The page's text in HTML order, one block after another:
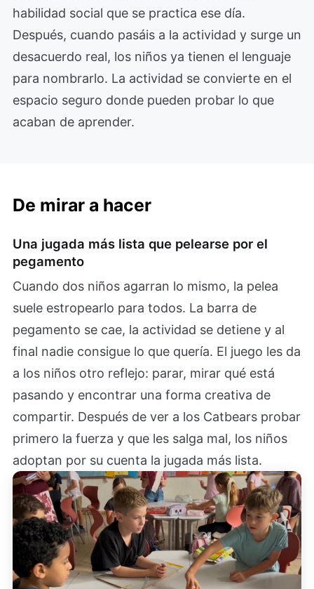
habilidad social que se practica ese día.
Después, cuando pasáis a la actividad y surge un
desacuerdo real, los niños ya tienen el lenguaje
para nombrarlo. La actividad se convierte en el
espacio seguro donde pueden probar lo que
acaban de aprender.
De mirar a hacer
Una jugada más lista que pelearse por el
pegamento
Cuando dos niños agarran lo mismo, la pelea
suele estropearlo para todos. La barra de
pegamento se cae, la actividad se detiene y al
final nadie consigue lo que quería. El juego les da
a los niños otro reflejo: parar, mirar qué está
pasando y encontrar una forma creativa de
compartir. Después de ver a los Catbears probar
primero la fuerza y que les salga mal, los niños
adoptan por su cuenta la jugada más lista.